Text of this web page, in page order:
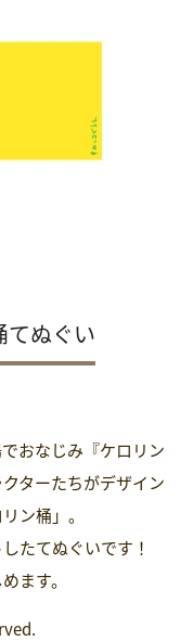
てぬぐい
おなじみ『ケロリン
ターたちがデザイン
ン桶」。
たてぬぐいです！
ます。